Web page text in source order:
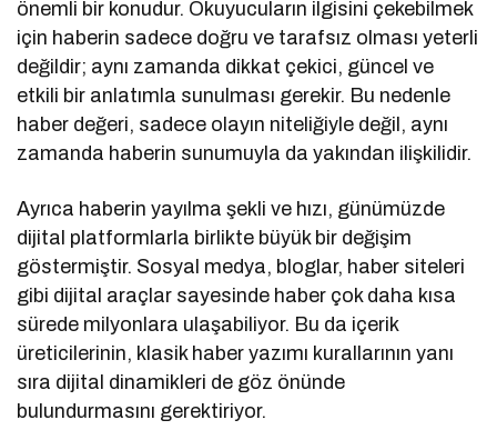
önemli bir konudur. Okuyucuların ilgisini çekebilmek
için haberin sadece doğru ve tarafsız olması yeterli
değildir; aynı zamanda dikkat çekici, güncel ve
etkili bir anlatımla sunulması gerekir. Bu nedenle
haber değeri, sadece olayın niteliğiyle değil, aynı
zamanda haberin sunumuyla da yakından ilişkilidir.
Ayrıca haberin yayılma şekli ve hızı, günümüzde
dijital platformlarla birlikte büyük bir değişim
göstermiştir. Sosyal medya, bloglar, haber siteleri
gibi dijital araçlar sayesinde haber çok daha kısa
sürede milyonlara ulaşabiliyor. Bu da içerik
üreticilerinin, klasik haber yazımı kurallarının yanı
sıra dijital dinamikleri de göz önünde
bulundurmasını gerektiriyor.